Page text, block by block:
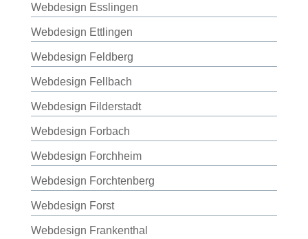
Webdesign Esslingen
Webdesign Ettlingen
Webdesign Feldberg
Webdesign Fellbach
Webdesign Filderstadt
Webdesign Forbach
Webdesign Forchheim
Webdesign Forchtenberg
Webdesign Forst
Webdesign Frankenthal